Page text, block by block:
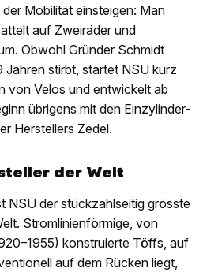
Mobilität einsteigen: Man
auf Zweiräder und
Obwohl Gründer Schmidt
stirbt, startet NSU kurz
von Velos und entwickelt ab
übrigens mit den Einzylinder-
Herstellers Zedel.
der Welt
NSU der stückzahlseitig grösste
Stromlinienförmige, von
konstruierte Töffs, auf
auf dem Rücken liegt,